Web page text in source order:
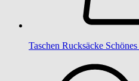
Taschen Rucksäcke Schönes